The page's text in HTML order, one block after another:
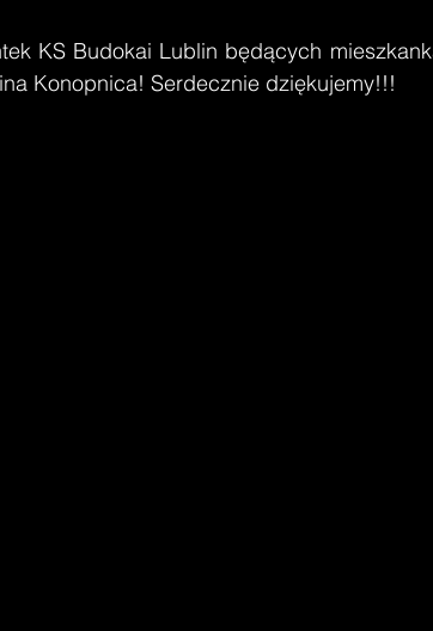
Konopnica! Serdecznie dziękujemy!!!